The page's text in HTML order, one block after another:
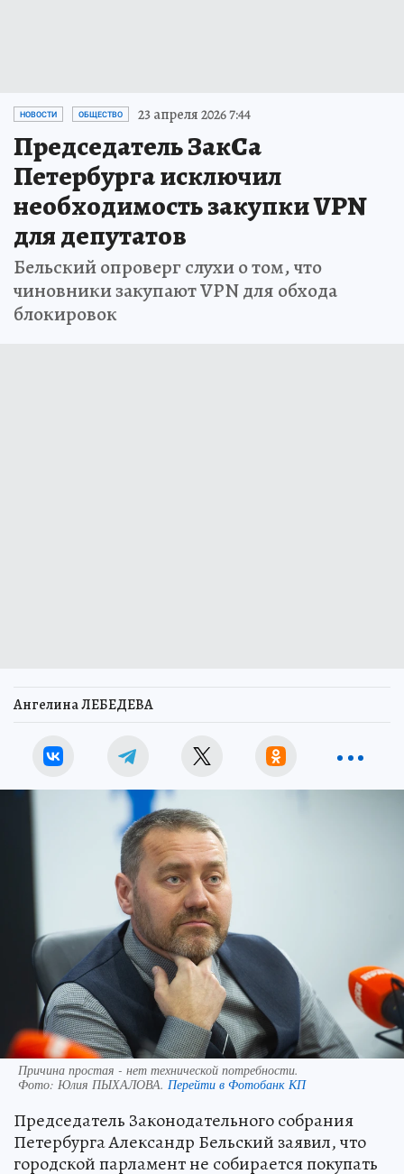
НОВОСТИ ОБЩЕСТВО 23 апреля 2026 7:44
Председатель ЗакСа
Петербурга исключил
необходимость закупки VPN
для депутатов
Бельский опроверг слухи о том, что
чиновники закупают VPN для обхода
блокировок
Ангелина ЛЕБЕДЕВА
Причина простая - нет технической потребности.
Фото: Юлия ПЫХАЛОВА. Перейти в Фотобанк КП
Председатель Законодательного собрания
Петербурга Александр Бельский заявил, что
городской парламент не собирается покупать